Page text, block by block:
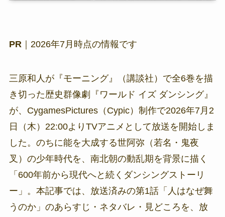
PR ｜2026年7月時点の情報です
三原和人が『モーニング』（講談社）で全6巻を描
き切った歴史群像劇『ワールド イズ ダンシング』
が、CygamesPictures（Cypic）制作で2026年7月2
日（木）22:00よりTVアニメとして放送を開始しま
した。のちに能を大成する世阿弥（若名・鬼夜
叉）の少年時代を、南北朝の動乱期を背景に描く
「600年前から現代へと続くダンシングストーリ
ー」。本記事では、放送済みの第1話「人はなぜ舞
うのか」のあらすじ・ネタバレ・見どころを、放